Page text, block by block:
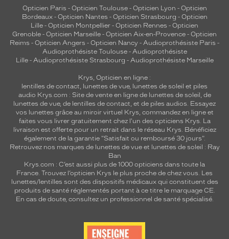
Opticien Paris - Opticien Toulouse- Opticien Lyon - Opticien
Bordeaux- Opticien Nantes - Opticien Strasbourg - Opticien
Lille - Opticien Montpellier - Opticien Rennes - Opticien
Grenoble - Opticien Marseille - Opticien Aix-en-Provence - Opticien
Reims - Opticien Angers - Opticien Nancy - Audioprothésiste Paris -
Audioprothésiste Toulouse- Audioprothésiste
Lille- Audioprothésiste Strasbourg - Audioprothésiste Marseille
Krys, Opticien en ligne :
lentilles de contact, lunettes de vue, lunettes de soleil et piles
audio Krys.com : Site de vente en ligne de lunettes de soleil, de
lunettes de vue, de lentilles de contact, et de piles audios. Essayez
vos lunettes grâce au miroir virtuel Krys, commandez en ligne et
faites vous livrer gratuitement chez l'un des opticiens Krys. La
livraison est offerte pour un retrait dans le réseau Krys. Bénéficiez
également de la garantie "Satisfait ou remboursé 30 jours".
Retrouvez nos marques de lunettes de vue et lunettes de soleil : Ray
Ban
Krys.com : C’est aussi plus de 1000 opticiens dans toute la
France. Trouvez l’opticien Krys le plus proche de chez vous. Les
lunettes/lentilles sont des dispositifs médicaux qui constituent des
produits de santé réglementés portant à ce titre le marquage CE.
En cas de doute, consultez un professionnel de santé spécialisé.